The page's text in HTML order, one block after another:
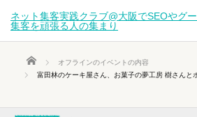
ネット集客実践クラブ@大阪でSEOやグ
集客を頑張る人の集まり
ホーム
オフラインのイベントの内容
富田林のケーキ屋さん、お菓子の夢工房 樹さんと